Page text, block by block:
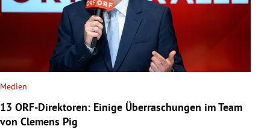
Medien
13 ORF-Direktoren: Einige Überraschungen im Team
von Clemens Pig